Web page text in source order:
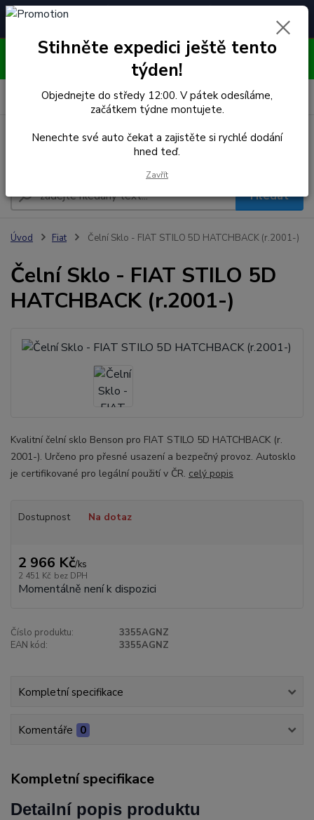
🚘
Čelní skla pro
4.7/5 (50 recenzí)
OBJEDNÁVEJTE DO STŘEDY 12:00 - KAŽDÝ PÁTEK
EXPEDUJEME!!
Menu
Hledat
za0,00 Kč
Úvod Fiat Čelní Sklo - FIAT STILO 5D HATCHBACK (r.2001-)
Čelní Sklo - FIAT STILO 5D
HATCHBACK (r.2001-)
Kvalitní čelní sklo Benson pro FIAT STILO 5D HATCHBACK (r.
2001-). Určeno pro přesné usazení a bezpečný provoz. Autosklo
je certifikované pro legální použití v ČR. celý popis
Dostupnost Na dotaz
2 966 Kč/ks
2 451 Kč bez DPH
Momentálně není k dispozici
Číslo produktu:
3355AGNZ
EAN kód:
3355AGNZ
Kompletní specifikace
Komentáře 0
Kompletní specifikace
Detailní popis produktu
Stihněte expedici ještě tento
týden!
Objednejte do středy 12:00. V pátek odesíláme,
začátkem týdne montujete.
Nenechte své auto čekat a zajistěte si rychlé dodání
hned teď.
Zavřít